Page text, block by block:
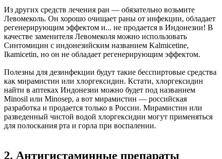
Из других средств лечения ран — обязательно возьмите
Левомеколь. Он хорошо очищает раны от инфекции, обладает
регенерирующим эффектом и... не продается в Индонезии! В
качестве заменителя Левомеколя можно использовать
Синтомицин с индонезийским названием Kalmicetine,
Ikamicetin, но он не обладает регенерирующим эффектом.
Полезны для дезинфекции будут такие бесспиртовые средства
как мирамистин или хлоргексидин. Кстати, хлоргексидин
найти в аптеках Индонезии можно будет под названием
Minosil или Minosep, а вот мирамистин — российская
разработка и продается только в России. Мирамистин или
разведенный чистой водой хлоргексидин могут применяться
для полоскания рта и горла при воспалении.
2. Антигистаминные препараты